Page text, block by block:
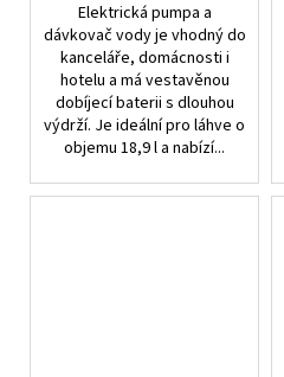
Elektrická pumpa a
dávkovač vody je vhodný do
kanceláře, domácnosti i
hotelu a má vestavěnou
dobíjecí baterii s dlouhou
výdrží. Je ideální pro láhve o
objemu 18,9 l a nabízí...